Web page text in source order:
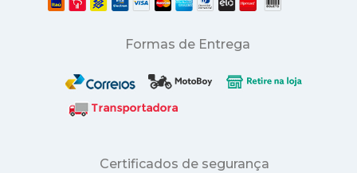
Formas de Entrega
Certificados de segurança